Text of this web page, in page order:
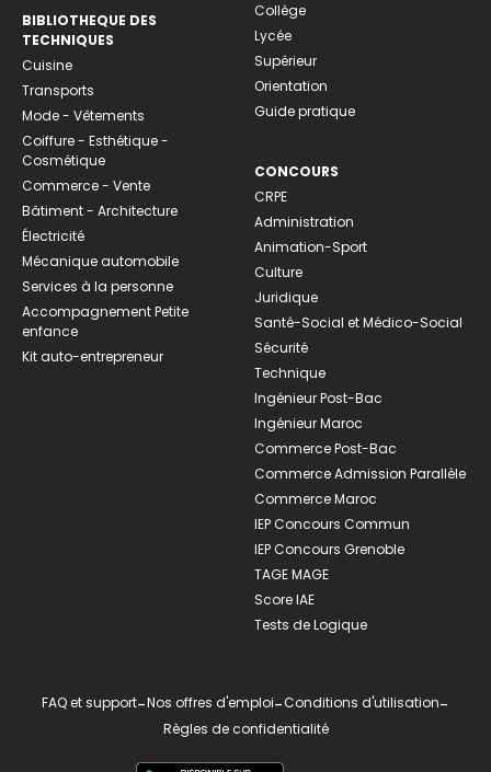
BIBLIOTHEQUE DES
TECHNIQUES
Cuisine
Transports
Mode - Vêtements
Coiffure - Esthétique -
Cosmétique
Commerce - Vente
Bâtiment - Architecture
Électricité
Mécanique automobile
Services à la personne
Accompagnement Petite
enfance
Kit auto-entrepreneur
Collège
Lycée
Supérieur
Orientation
Guide pratique
CONCOURS
CRPE
Administration
Animation-Sport
Culture
Juridique
Santé-Social et Médico-Social
Sécurité
Technique
Ingénieur Post-Bac
Ingénieur Maroc
Commerce Post-Bac
Commerce Admission Parallèle
Commerce Maroc
IEP Concours Commun
IEP Concours Grenoble
TAGE MAGE
Score IAE
Tests de Logique
FAQ et support-Nos offres d'emploi-Conditions d'utilisation-
Règles de confidentialité